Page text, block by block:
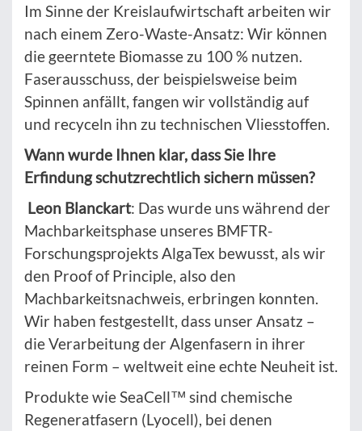
Im Sinne der Kreislaufwirtschaft arbeiten wir
nach einem Zero-Waste-Ansatz: Wir können
die geerntete Biomasse zu 100 % nutzen.
Faserausschuss, der beispielsweise beim
Spinnen anfällt, fangen wir vollständig auf
und recyceln ihn zu technischen Vliesstoffen.
Wann wurde Ihnen klar, dass Sie Ihre
Erfindung schutzrechtlich sichern müssen?
Leon Blanckart: Das wurde uns während der
Machbarkeitsphase unseres BMFTR-
Forschungsprojekts AlgaTex bewusst, als wir
den Proof of Principle, also den
Machbarkeitsnachweis, erbringen konnten.
Wir haben festgestellt, dass unser Ansatz –
die Verarbeitung der Algenfasern in ihrer
reinen Form – weltweit eine echte Neuheit ist.
Produkte wie SeaCell™ sind chemische
Regeneratfasern (Lyocell), bei denen